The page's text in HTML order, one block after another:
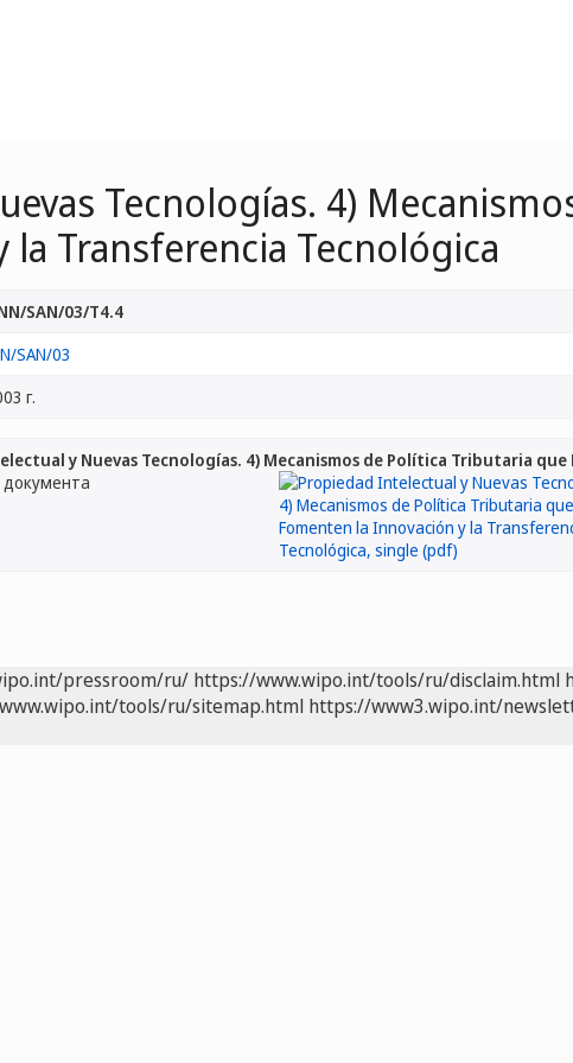
Tecnologías. 4)
Transferencia Tecnológica
SAN/03/T4.4
SAN/03
г.
y Nuevas Tecnologías. 4) Mecanismos de Política Tributaria
документа
pressroom/ru/ https://www.wipo.int/tools/ru/disclaim.html
tools/ru/sitemap.html https://www3.wipo.int/